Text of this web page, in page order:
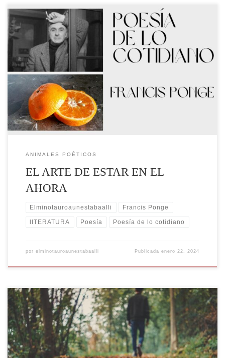
“Sobre todo examinen lo habitual. No acepten sin discusión las
costumbres heredadas. Ante los hechos cotidianos, por favor, no digan:
‘Es natural’. En una época de confusión organizada, de desorden
decretado, de arbitrariedad planificada y de humanidad
deshumanizada… Nunca digan: ‘Es natural’, para que todo pueda ser
cambiado.” Bertolt Brecht […]
ANIMALES POÉTICOS
EL ARTE DE ESTAR EN EL
AHORA
Elminotauroaunestabaalli Francis Ponge
lITERATURA Poesía Poesía de lo cotidiano
por elminotauroaunestabaalli Publicadaenero 22, 2024
Pablo Neruda es el seudónimo que utilizó para publicar sus primeros
trabajos Ricardo Eliécer Neftalí Reyes Basoalto. Según el autor para
evitar ser reprendido por su padre. Posteriormente usaría este